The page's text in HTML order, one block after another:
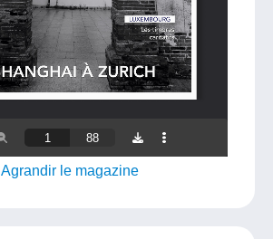
Agrandir le magazine